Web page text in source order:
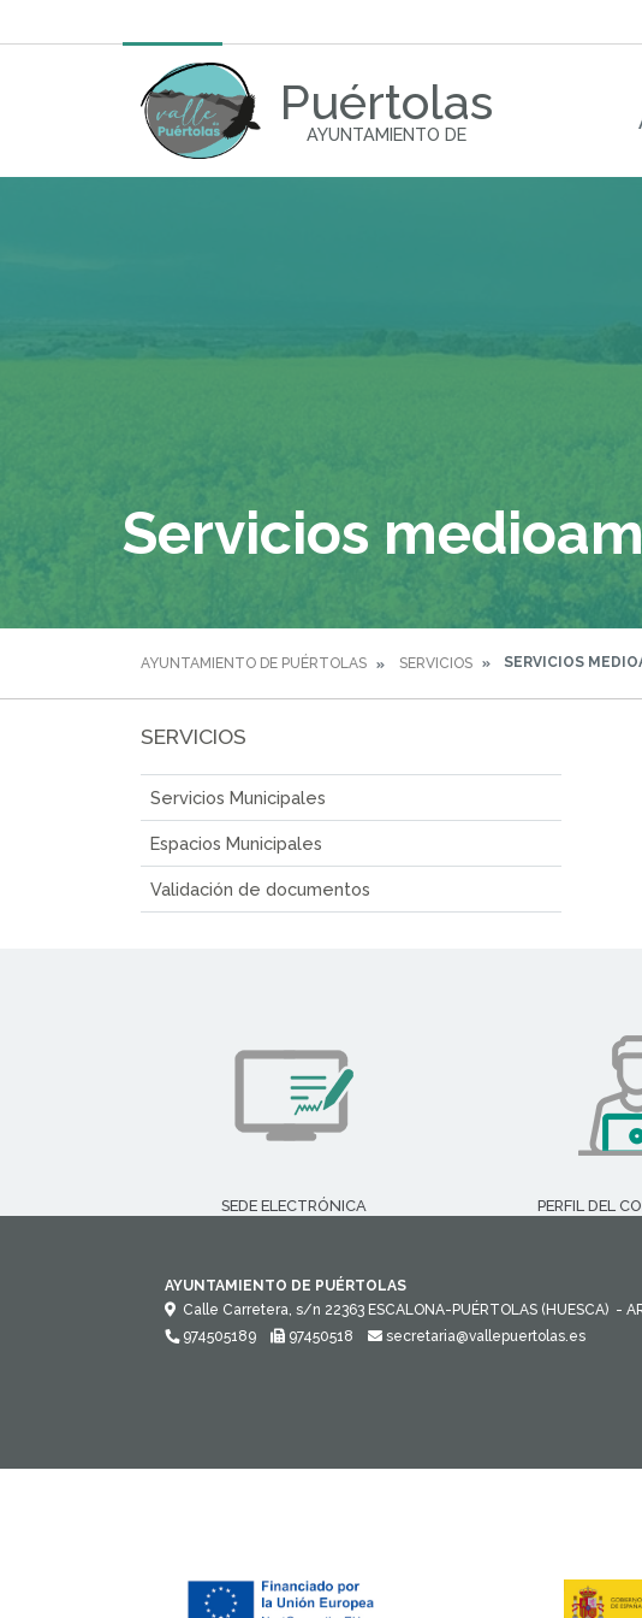
Puértolas
AYUNTAMIENTO DE
Servicios
AYUNTAMIENTO DE PUÉRTOLAS SERVICIOS SERVICIOS
SERVICIOS
Servicios Municipales
Espacios Municipales
Validación de documentos
SEDE ELECTRÓNICA PERFIL DEL
AYUNTAMIENTO DE PUÉRTOLAS
Calle Carretera, s/n 22363 ESCALONA-PUÉRTOLAS (HUESCA) -
974505189
97450518 secretaria@vallepuertolas.es